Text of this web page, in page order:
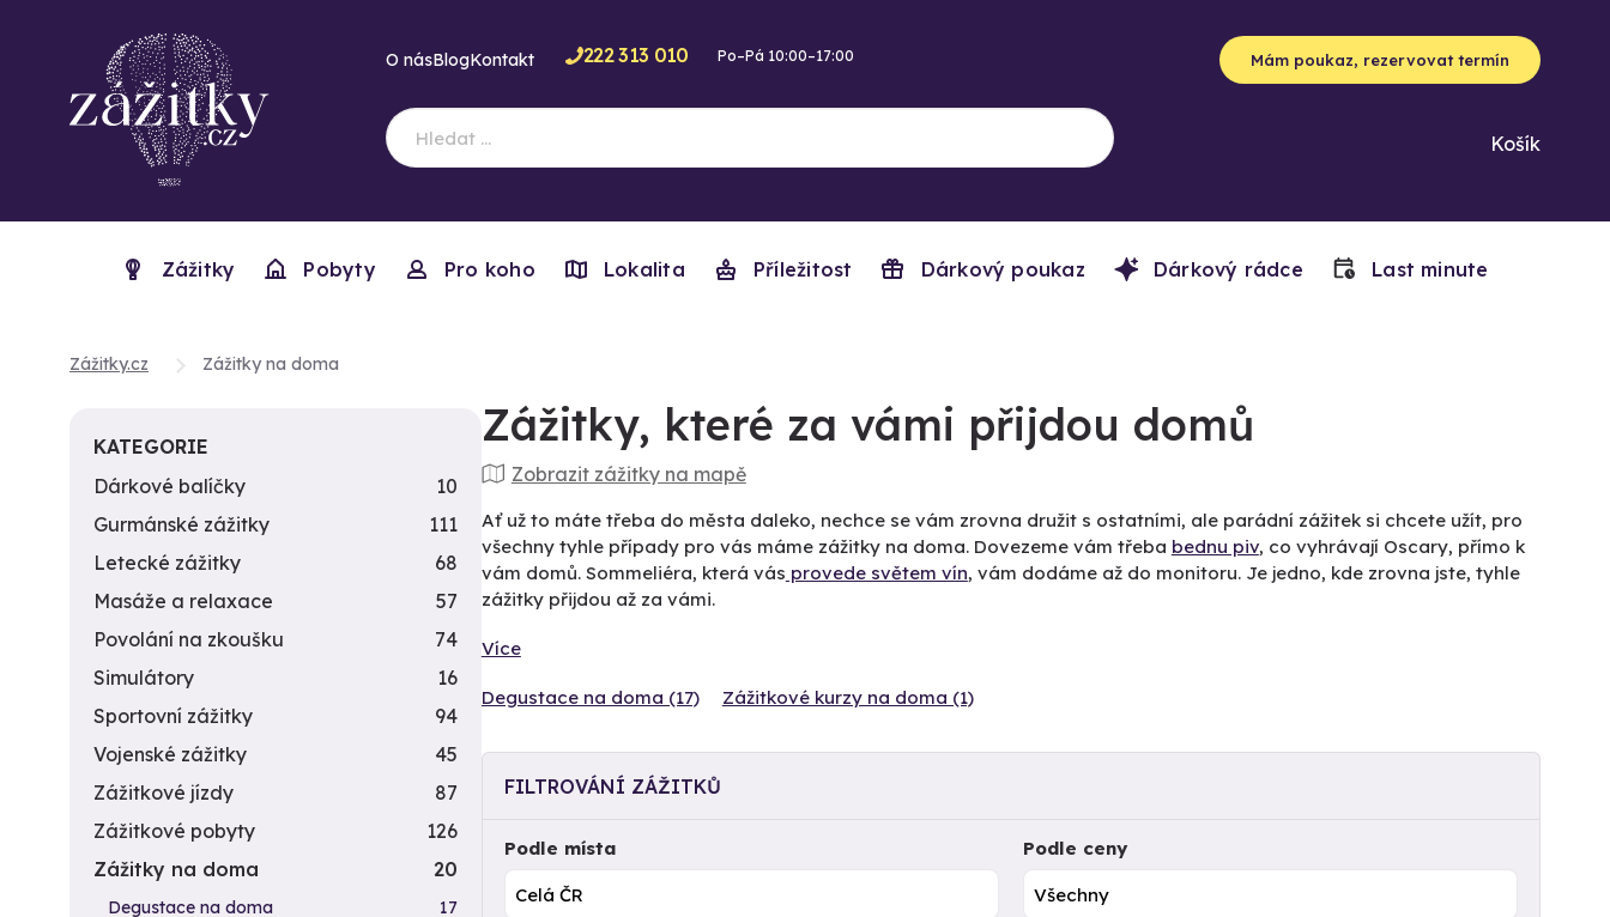
O násBlogKontakt 222 313 010 Po–Pá 10:00–17:00 Mám poukaz, rezervovat termín
Košík
Zážitky Pobyty Pro koho Lokalita Příležitost Dárkový poukaz Dárkový rádce Last minute
Zážitky.cz Zážitky na doma
Zážitky, které za vámi přijdou domů
Zobrazit zážitky na mapě
Ať už to máte třeba do města daleko, nechce se vám zrovna družit s ostatními, ale parádní zážitek si chcete užít, pro
všechny tyhle případy pro vás máme zážitky na doma. Dovezeme vám třeba bednu piv, co vyhrávají Oscary, přímo k
vám domů. Sommeliéra, která vás provede světem vín, vám dodáme až do monitoru. Je jedno, kde zrovna jste, tyhle
zážitky přijdou až za vámi.
Více
Degustace na doma (17) Zážitkové kurzy na doma (1)
FILTROVÁNÍ ZÁŽITKŮ
Podle místa Podle ceny
KATEGORIE
Dárkové balíčky
10
Gurmánské zážitky
111
Letecké zážitky
68
Masáže a relaxace
57
Povolání na zkoušku
74
Simulátory
16
Sportovní zážitky
94
Vojenské zážitky
45
Zážitkové jízdy
87
Zážitkové pobyty
126
Zážitky na doma
20
Degustace na doma
17